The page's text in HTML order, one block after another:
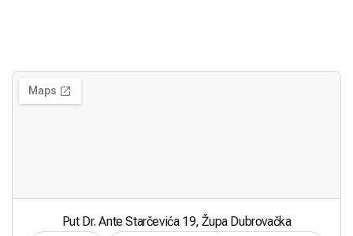
Put Dr. Ante Starčevića 19, Župa Dubrovačka